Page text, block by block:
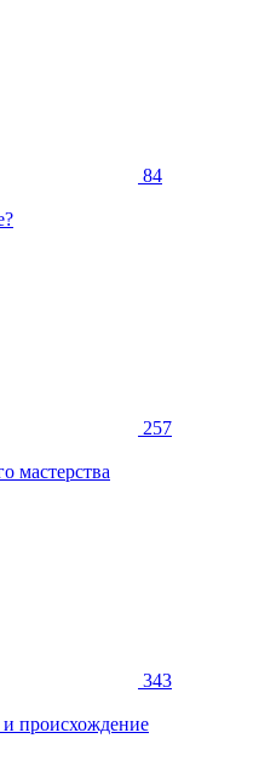
84
257
мастерства
343
происхождение